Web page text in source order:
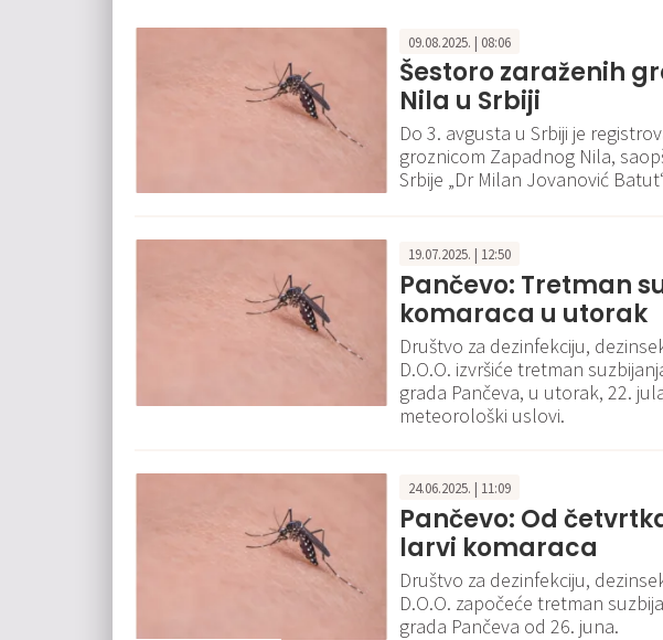
09.08.2025. | 08:06
Šestoro zaraženih
Nila u Srbiji
Do 3. avgusta u Srbiji je
groznicom Zapadnog Nila,
Srbije „Dr Milan Jovanović
19.07.2025. | 12:50
Pančevo: Tretman
komaraca u utorak
Društvo za dezinfekciju,
D.O.O. izvršiće tretman
grada Pančeva, u utorak, 22.
meteorološki uslovi.
24.06.2025. | 11:09
Pančevo: Od
larvi komaraca
Društvo za dezinfekciju,
D.O.O. započeće tretman
grada Pančeva od 26. juna.